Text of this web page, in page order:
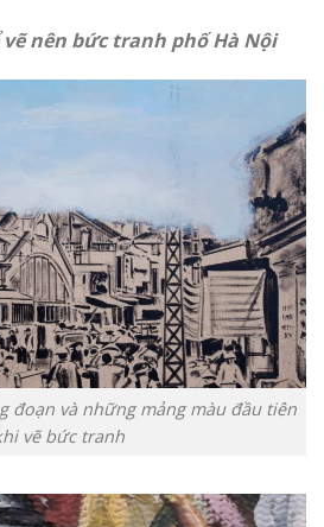
vẽ nên bức tranh phố Hà Nội
đoạn và những mảng màu đầu tiên
vẽ bức tranh